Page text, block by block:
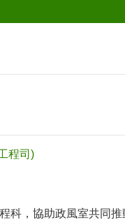
程司)
科，協助政風室共同